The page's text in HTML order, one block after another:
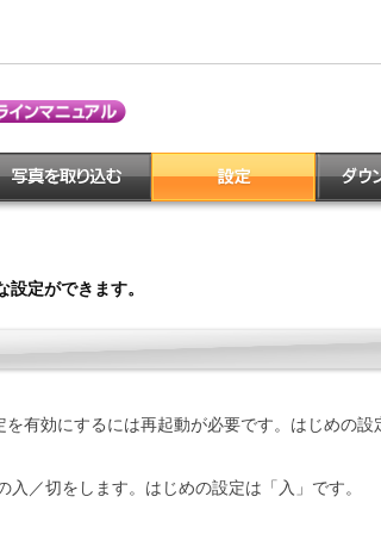
定ができます。
有効にするには再起動が必要です。はじめの設
／切をします。はじめの設定は「入」です。